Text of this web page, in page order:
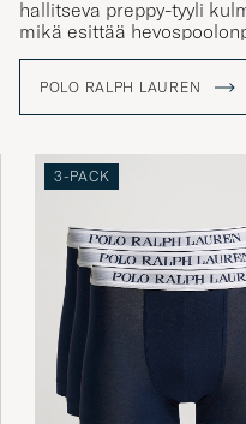
hallitseva preppy-tyyli
mikä esittää
tunnus tunnetaankin
tänä päivänä symbolina
kunnioittaville vaatteille.
tyylikkäälle pukeutujalle.
3-PACK